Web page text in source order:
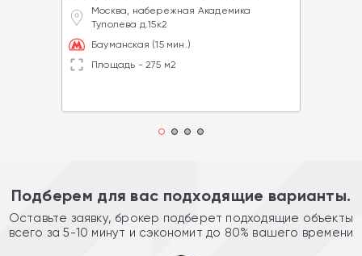
Москва, набережная Академика
Туполева д.15к2
Бауманская (15 мин.)
Площадь - 275 м2
Подберем для вас подходящие варианты.
Оставьте заявку, брокер подберет подходящие объекты
всего за 5-10 минут и сэкономит до 80% вашего времени